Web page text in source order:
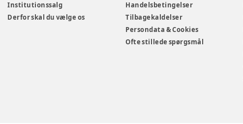
Institutionssalg
Derfor skal du vælge os
Handelsbetingelser
Tilbagekaldelser
Persondata & Cookies
Ofte stillede spørgsmål